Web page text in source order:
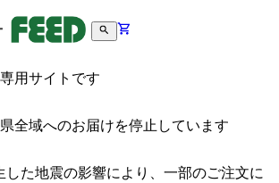
用サイトです
全域へのお届けを停止しています
した地震の影響により、一部のご注文に